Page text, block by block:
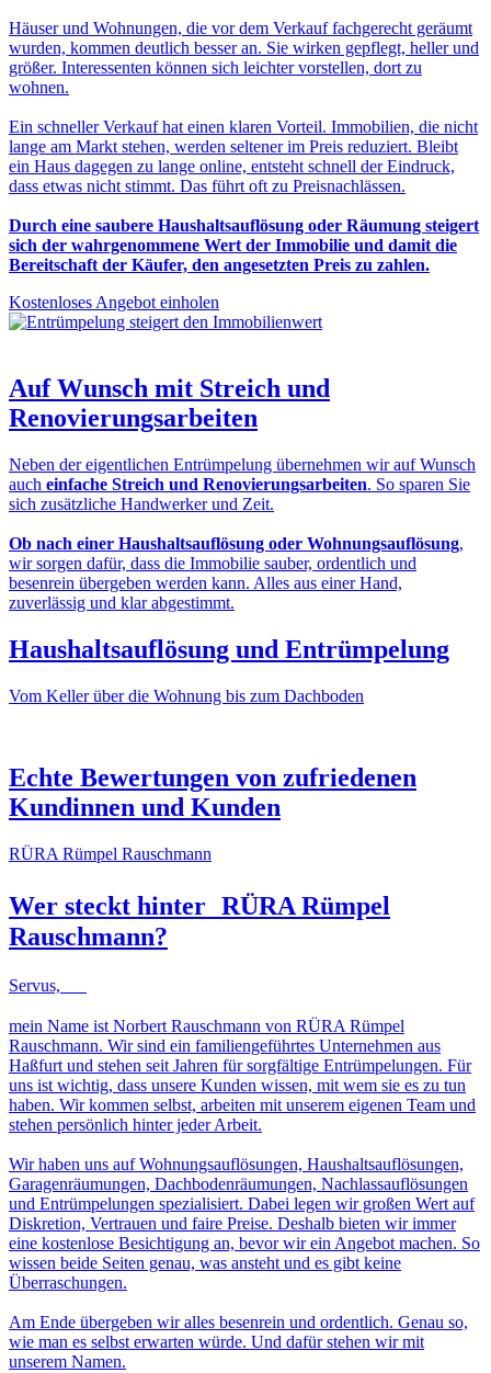
Häuser und Wohnungen, die vor dem Verkauf fachgerecht geräumt
wurden, kommen deutlich besser an. Sie wirken gepflegt, heller und
größer. Interessenten können sich leichter vorstellen, dort zu
wohnen.
Ein schneller Verkauf hat einen klaren Vorteil. Immobilien, die nicht
lange am Markt stehen, werden seltener im Preis reduziert. Bleibt
ein Haus dagegen zu lange online, entsteht schnell der Eindruck,
dass etwas nicht stimmt. Das führt oft zu Preisnachlässen.
Durch eine saubere Haushaltsauflösung oder Räumung steigert
sich der wahrgenommene Wert der Immobilie und damit die
Bereitschaft der Käufer, den angesetzten Preis zu zahlen.
Kostenloses Angebot einholen
Auf Wunsch mit Streich und
Renovierungsarbeiten
Neben der eigentlichen Entrümpelung übernehmen wir auf Wunsch
auch einfache Streich und Renovierungsarbeiten. So sparen Sie
sich zusätzliche Handwerker und Zeit.
Ob nach einer Haushaltsauflösung oder Wohnungsauflösung,
wir sorgen dafür, dass die Immobilie sauber, ordentlich und
besenrein übergeben werden kann. Alles aus einer Hand,
zuverlässig und klar abgestimmt.
Haushaltsauflösung und Entrümpelung
Vom Keller über die Wohnung bis zum Dachboden
NACHHER
Echte Bewertungen von zufriedenen
Kundinnen und Kunden
RÜRA Rümpel Rauschmann
Wer steckt hinter RÜRA Rümpel
Rauschmann?
Servus,
mein Name ist Norbert Rauschmann von RÜRA Rümpel
Rauschmann. Wir sind ein familiengeführtes Unternehmen aus
Haßfurt und stehen seit Jahren für sorgfältige Entrümpelungen. Für
uns ist wichtig, dass unsere Kunden wissen, mit wem sie es zu tun
haben. Wir kommen selbst, arbeiten mit unserem eigenen Team und
stehen persönlich hinter jeder Arbeit.
Wir haben uns auf Wohnungsauflösungen, Haushaltsauflösungen,
Garagenräumungen, Dachbodenräumungen, Nachlassauflösungen
und Entrümpelungen spezialisiert. Dabei legen wir großen Wert auf
Diskretion, Vertrauen und faire Preise. Deshalb bieten wir immer
eine kostenlose Besichtigung an, bevor wir ein Angebot machen. So
wissen beide Seiten genau, was ansteht und es gibt keine
Überraschungen.
Am Ende übergeben wir alles besenrein und ordentlich. Genau so,
wie man es selbst erwarten würde. Und dafür stehen wir mit
unserem Namen.